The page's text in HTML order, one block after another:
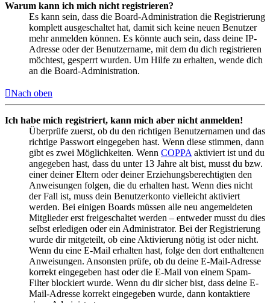
Warum kann ich mich nicht registrieren?
Es kann sein, dass die Board-Administration die Registrierung
komplett ausgeschaltet hat, damit sich keine neuen Benutzer
mehr anmelden können. Es könnte auch sein, dass deine IP-
Adresse oder der Benutzername, mit dem du dich registrieren
möchtest, gesperrt wurden. Um Hilfe zu erhalten, wende dich
an die Board-Administration.
Nach oben
Ich habe mich registriert, kann mich aber nicht anmelden!
Überprüfe zuerst, ob du den richtigen Benutzernamen und das
richtige Passwort eingegeben hast. Wenn diese stimmen, dann
gibt es zwei Möglichkeiten. Wenn COPPA aktiviert ist und du
angegeben hast, dass du unter 13 Jahre alt bist, musst du bzw.
einer deiner Eltern oder deiner Erziehungsberechtigten den
Anweisungen folgen, die du erhalten hast. Wenn dies nicht
der Fall ist, muss dein Benutzerkonto vielleicht aktiviert
werden. Bei einigen Boards müssen alle neu angemeldeten
Mitglieder erst freigeschaltet werden – entweder musst du dies
selbst erledigen oder ein Administrator. Bei der Registrierung
wurde dir mitgeteilt, ob eine Aktivierung nötig ist oder nicht.
Wenn du eine E-Mail erhalten hast, folge den dort enthaltenen
Anweisungen. Ansonsten prüfe, ob du deine E-Mail-Adresse
korrekt eingegeben hast oder die E-Mail von einem Spam-
Filter blockiert wurde. Wenn du dir sicher bist, dass deine E-
Mail-Adresse korrekt eingegeben wurde, dann kontaktiere